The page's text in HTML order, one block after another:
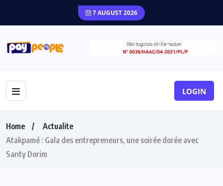
7 AUGUST 2026
LOGIN
Home
Actualite
Atakpamé : Gala des entrepreneurs, une soirée dorée avec
Santy Dorim